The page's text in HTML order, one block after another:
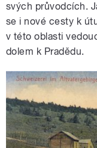
svých průvodcích.
se i nové cesty k
v této oblasti
dolem k Pradědu.